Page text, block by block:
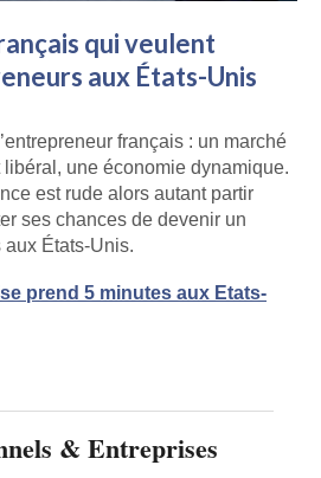
qui veulent
aux États-Unis
français : un marché
une économie dynamique.
est rude alors autant partir
ses chances de devenir un
États-Unis.
prend 5 minutes aux Etats-
& Entreprises